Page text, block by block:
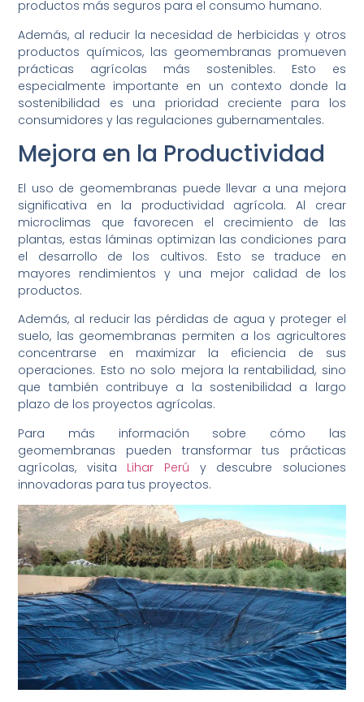
productos más seguros para el consumo humano.
Además, al reducir la necesidad de herbicidas y otros
productos químicos, las geomembranas promueven
prácticas agrícolas más sostenibles. Esto es
especialmente importante en un contexto donde la
sostenibilidad es una prioridad creciente para los
consumidores y las regulaciones gubernamentales.
Mejora en la Productividad
El uso de geomembranas puede llevar a una mejora
significativa en la productividad agrícola. Al crear
microclimas que favorecen el crecimiento de las
plantas, estas láminas optimizan las condiciones para
el desarrollo de los cultivos. Esto se traduce en
mayores rendimientos y una mejor calidad de los
productos.
Además, al reducir las pérdidas de agua y proteger el
suelo, las geomembranas permiten a los agricultores
concentrarse en maximizar la eficiencia de sus
operaciones. Esto no solo mejora la rentabilidad, sino
que también contribuye a la sostenibilidad a largo
plazo de los proyectos agrícolas.
Para más información sobre cómo las
geomembranas pueden transformar tus prácticas
agrícolas, visita Lihar Perú y descubre soluciones
innovadoras para tus proyectos.